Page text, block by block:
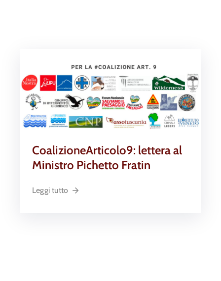
CoalizioneArticolo9: lettera al
Ministro Pichetto Fratin
Leggi tutto